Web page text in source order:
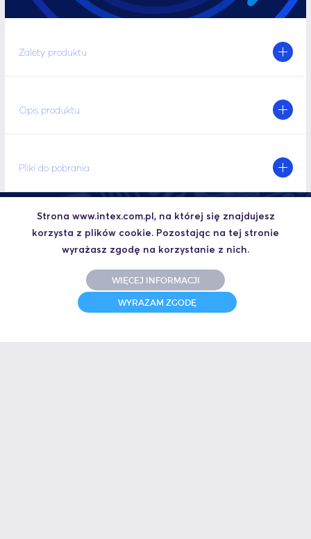
Zalety produktu
Opis produktu
Pliki do pobrania
Polecane produkty
Strona www.intex.com.pl, na której się znajdujesz
korzysta z plików cookie. Pozostając na tej stronie
wyrażasz zgodę na korzystanie z nich.
WIĘCEJ INFORMACJI
WYRAŻAM ZGODĘ